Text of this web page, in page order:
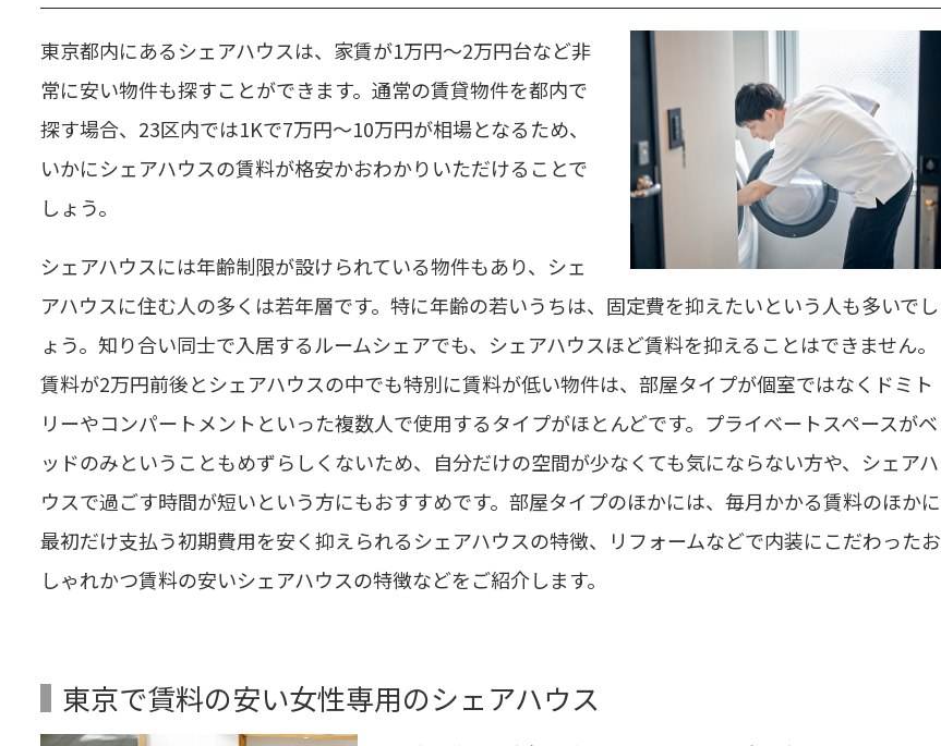
東京都内にあるシェアハウスは、家賃が1万円～2万円台など非
常に安い物件も探すことができます。通常の賃貸物件を都内で
探す場合、23区内では1Kで7万円～10万円が相場となるため、
いかにシェアハウスの賃料が格安かおわかりいただけることで
しょう。
シェアハウスには年齢制限が設けられている物件もあり、シェ
アハウスに住む人の多くは若年層です。特に年齢の若いうちは、固定費を抑えたいという人も多いでし
ょう。知り合い同士で入居するルームシェアでも、シェアハウスほど賃料を抑えることはできません。
賃料が2万円前後とシェアハウスの中でも特別に賃料が低い物件は、部屋タイプが個室ではなくドミト
リーやコンパートメントといった複数人で使用するタイプがほとんどです。プライベートスペースがベ
ッドのみということもめずらしくないため、自分だけの空間が少なくても気にならない方や、シェアハ
ウスで過ごす時間が短いという方にもおすすめです。部屋タイプのほかには、毎月かかる賃料のほかに
最初だけ支払う初期費用を安く抑えられるシェアハウスの特徴、リフォームなどで内装にこだわったお
しゃれかつ賃料の安いシェアハウスの特徴などをご紹介します。
東京で賃料の安い女性専用のシェアハウス